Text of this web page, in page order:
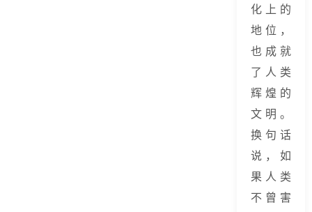
化上的
地位，
也成就
了人类
辉煌的
文明。
换句话
说，如
果人类
不曾害